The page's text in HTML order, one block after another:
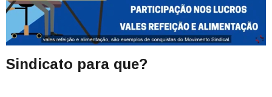
Sindicato para que?